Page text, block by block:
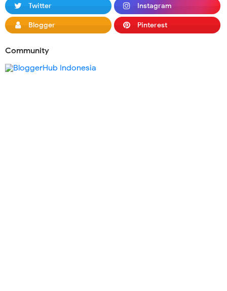
Twitter Instagram
Blogger Pinterest
Community